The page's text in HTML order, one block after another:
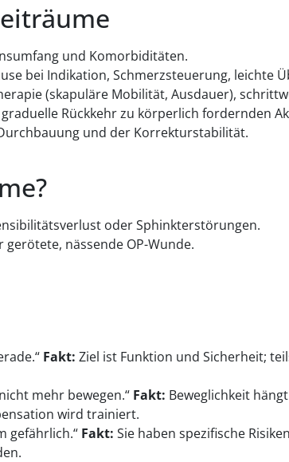
und Komorbiditäten.
bei Indikation, Schmerzsteuerung, leichte
(skapuläre Mobilität, Ausdauer),
Rückkehr zu körperlich fordernden
und der Korrekturstabilität.
oder Sphinkterstörungen.
nässende OP-Wunde.
Fakt: Ziel ist Funktion und Sicherheit;
mehr bewegen.“ Fakt: Beweglichkeit
wird trainiert.
gefährlich.“ Fakt: Sie haben spezifische